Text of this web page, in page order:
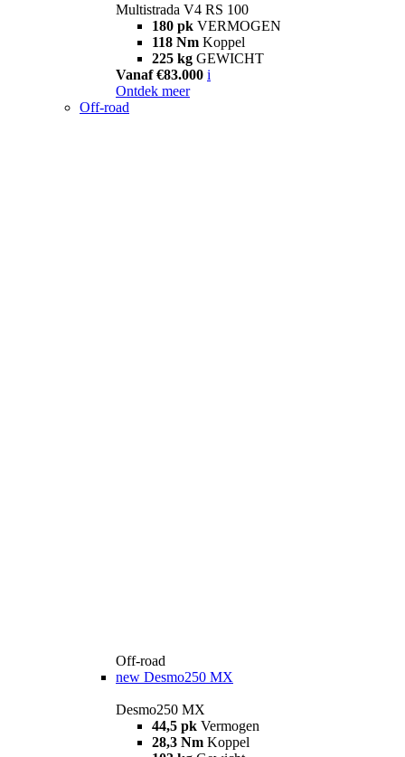
Multistrada V4 RS 100
180 pk VERMOGEN
118 Nm Koppel
225 kg GEWICHT
Vanaf €83.000 i
Ontdek meer
Off-road
Off-road
new Desmo250 MX
Desmo250 MX
44,5 pk Vermogen
28,3 Nm Koppel